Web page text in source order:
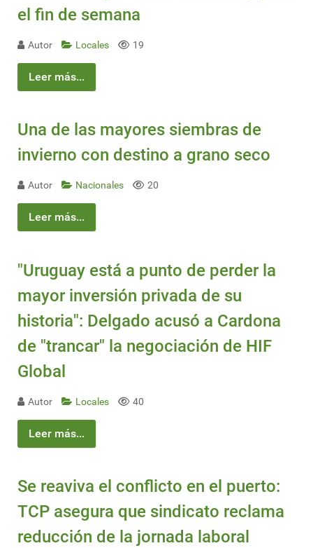
el fin de semana
Autor Locales 19
Leer más...
Una de las mayores siembras de
invierno con destino a grano seco
Autor Nacionales 20
Leer más...
"Uruguay está a punto de perder la
mayor inversión privada de su
historia": Delgado acusó a Cardona
de "trancar" la negociación de HIF
Global
Autor Locales 40
Leer más...
Se reaviva el conflicto en el puerto:
TCP asegura que sindicato reclama
reducción de la jornada laboral